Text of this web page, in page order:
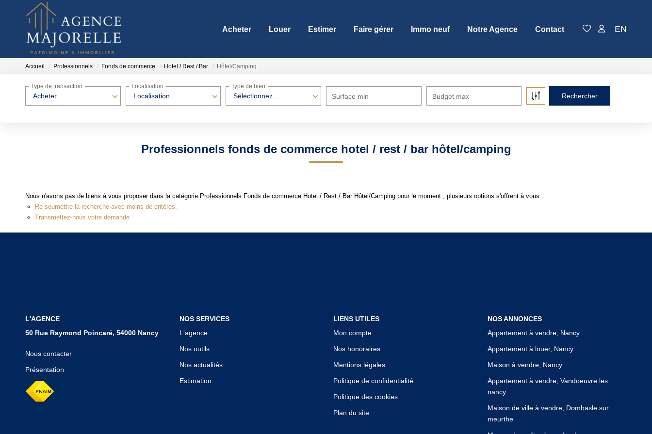
Acheter Louer Estimer Faire gérer Immo neuf Notre Agence Contact EN
Accueil Professionnels Fonds de commerce Hotel / Rest / Bar Hôtel/Camping
Acheter
Type de transaction
Localisation
Localisation
Sélectionnez...
Type de bien
Surface min Budget max
Professionnels fonds de commerce hotel / rest / bar hôtel/camping
Nous n'avons pas de biens à vous proposer dans la catégorie Professionnels Fonds de commerce Hotel / Rest / Bar Hôtel/Camping pour le moment , plusieurs options s'offrent à vous :
Re-soumettre la recherche avec moins de critères.
Transmettez-nous votre demande
L'AGENCE
50 Rue Raymond Poincaré, 54000 Nancy
Nous contacter
Présentation
NOS SERVICES
L'agence
Nos outils
Nos actualités
Estimation
LIENS UTILES
Mon compte
Nos honoraires
Mentions légales
Politique de confidentialité
Politique des cookies
Plan du site
NOS ANNONCES
Appartement à vendre, Nancy
Appartement à louer, Nancy
Maison à vendre, Nancy
Appartement à vendre, Vandoeuvre les
nancy
Maison de ville à vendre, Dombasle sur
meurthe